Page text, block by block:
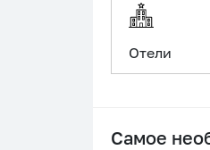
Отели
Самое